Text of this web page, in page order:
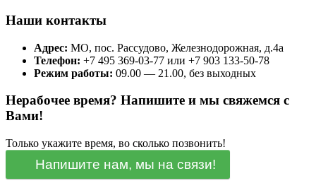
Наши контакты
Адрес: МО, пос. Рассудово, Железнодорожная, д.4а
Телефон: +7 495 369-03-77 или +7 903 133-50-78
Режим работы: 09.00 — 21.00, без выходных
Нерабочее время? Напишите и мы свяжемся с
Вами!
Только укажите время, во сколько позвонить!
Напишите нам, мы на связи!